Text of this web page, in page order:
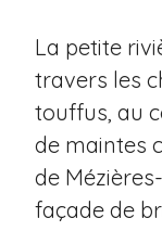
La petite
travers les
touffus, au
de maintes
de
façade de